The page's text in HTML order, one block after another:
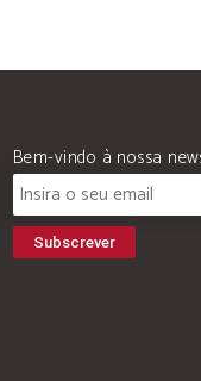
Bem-vindo à nossa